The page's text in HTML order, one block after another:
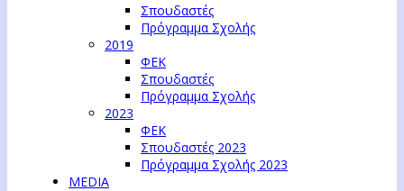
Σπουδαστές
Πρόγραμμα Σχολής
2019
ΦΕΚ
Σπουδαστές
Πρόγραμμα Σχολής
2023
ΦΕΚ
Σπουδαστές 2023
Πρόγραμμα Σχολής 2023
MEDIA